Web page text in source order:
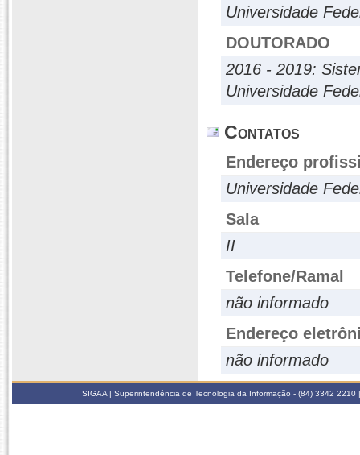
Universidade
DOUTORADO
2016 - 2019:
Universidade
Contatos
Endereço
Universidade
Sala
II
Telefone/Ramal
não informado
Endereço
não informado
SIGAA | Superintendência de Tecnologia da Informação - (84) 3342